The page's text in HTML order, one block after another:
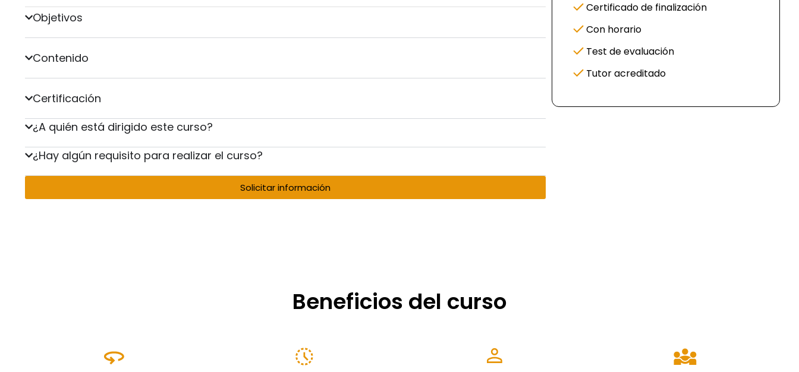
Objetivos
Contenido
Certificación
¿A quién está dirigido este curso?
¿Hay algún requisito para realizar el curso?
Solicitar información
Certificado de finalización
Con horario
Test de evaluación
Tutor acreditado
Beneficios del curso